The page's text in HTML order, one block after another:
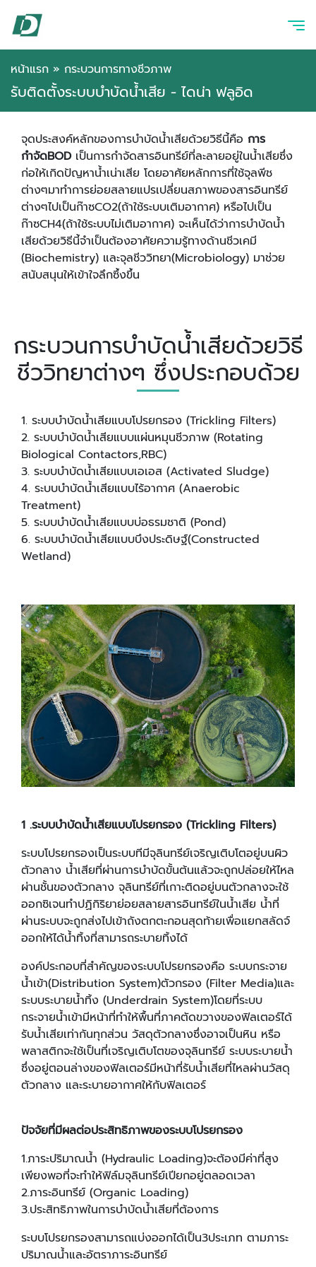
หน้าแรก » กระบวนการทางชีวภาพ
รับติดตั้งระบบบำบัดน้ำเสีย - ไดน่า ฟลูอิด
จุดประสงค์หลักของการบำบัดน้ำเสียด้วยวิธีนี้คือ การ
กำจัดBODเป็นการกำจัดสารอินทรีย์ที่ละลายอยู่ในน้ำเสียซึ่ง
ก่อให้เกิดปัญหาน้ำเน่าเสีย โดยอาศัยหลักการที่ใช้จุลพีช
ต่างๆมาทำการย่อยสลายแปรเปลี่ยนสภาพของสารอินทรีย์
ต่างๆไปเป็นก๊าซCO2(ถ้าใช้ระบบเติมอากาศ) หรือไปเป็น
ก๊าซCH4(ถ้าใช้ระบบไม่เติมอากาศ) จะเห็นได้ว่าการบำบัดน้ำ
เสียด้วยวิธีนี้จำเป็นต้องอาศัยความรู้ทางด้านชีวเคมี
(Biochemistry) และจุลชีววิทยา(Microbiology) มาช่วย
สนับสนุนให้เข้าใจลึกซึ้งขึ้น
กระบวนการบำบัดน้ำเสียด้วยวิธี
ชีววิทยาต่างๆ ซึ่งประกอบด้วย
1. ระบบบำบัดน้ำเสียแบบโปรยกรอง (Trickling Filters)
2. ระบบบำบัดน้ำเสียแบบแผ่นหมุนชีวภาพ (Rotating
Biological Contactors,RBC)
3. ระบบบำบัดน้ำเสียแบบเอเอส (Activated Sludge)
4. ระบบบำบัดน้ำเสียแบบไร้อากาศ (Anaerobic
Treatment)
5. ระบบบำบัดน้ำเสียแบบบ่อธรมชาติ (Pond)
6. ระบบบำบัดน้ำเสียแบบบึงประดิษฐ์(Constructed
Wetland)
1 .ระบบบำบัดน้ำเสียแบบโปรยกรอง (Trickling Filters)
ระบบโปรยกรองเป็นระบบทีมีจุลินทรีย์เจริญเติบโตอยู่บนผิว
ตัวกลาง น้ำเสียที่ผ่านการบำบัดขั้นต้นแล้วจะถูกปล่อยให้ไหล
ผ่านชั้นของตัวกลาง จุลินทรีย์ที่เกาะติดอยู่บนตัวกลางจะใช้
ออกซิเจนทำปฏิกิริยาย่อยสลายสารอินทรีย์ในน้ำเสีย น้ำที่
ผ่านระบบจะถูกส่งไปเข้าถังตกตะกอนสุดท้ายเพื่อแยกสลัดจ์
ออกให้ได้น้ำทิ้งที่สามารถระบายทิ้งได้
องค์ประกอบที่สำคัญของระบบโปรยกรองคือ ระบบกระจาย
น้ำเข้า(Distribution System)ตัวกรอง (Filter Media)และ
ระบบระบายน้ำทิ้ง (Underdrain System)โดยที่ระบบ
กระจายน้ำเข้ามีหน้าที่ทำให้พื้นที่ภาคตัดขวางของฟิลเตอร์ได้
รับน้ำเสียเท่ากันทุกส่วน วัสดุตัวกลางซึ่งอาจเป็นหิน หรือ
พลาสติกจะใช้เป็นที่เจริญเติบโตของจุลินทรีย์ ระบบระบายน้ำ
ซึ่งอยู่ตอนล่างของฟิลเตอร์มีหน้าที่รับน้ำเสียที่ไหลผ่านวัสดุ
ตัวกลาง และระบายอากาศให้กับฟิลเตอร์
ปัจจัยที่มีผลต่อประสิทธิภาพของระบบโปรยกรอง
1.ภาระปริมาณน้ำ (Hydraulic Loading)จะต้องมีค่าที่สูง
เพียงพอที่จะทำให้ฟิล์มจุลินทรีย์เปียกอยู่ตลอดเวลา
2.ภาระอินทรีย์ (Organic Loading)
3.ประสิทธิภาพในการบำบัดน้ำเสียที่ต้องการ
ระบบโปรยกรองสามารถแบ่งออกได้เป็น3ประเภท ตามภาระ
ปริมาณน้ำและอัตราภาระอินทรีย์